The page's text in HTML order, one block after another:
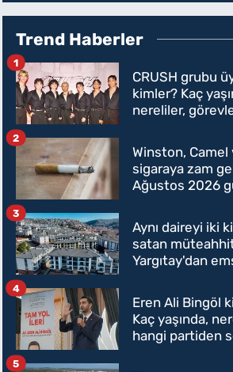
Trend Haberler
CRUSH grubu
kimler? Kaç
nereliler,
1
Winston, Camel
sigaraya zam
Ağustos 2026
2
Aynı daireyi iki
satan
Yargıtay'dan
3
Eren Ali Bingöl
Kaç yaşında,
hangi partiden
Parti'ye mi
4
5